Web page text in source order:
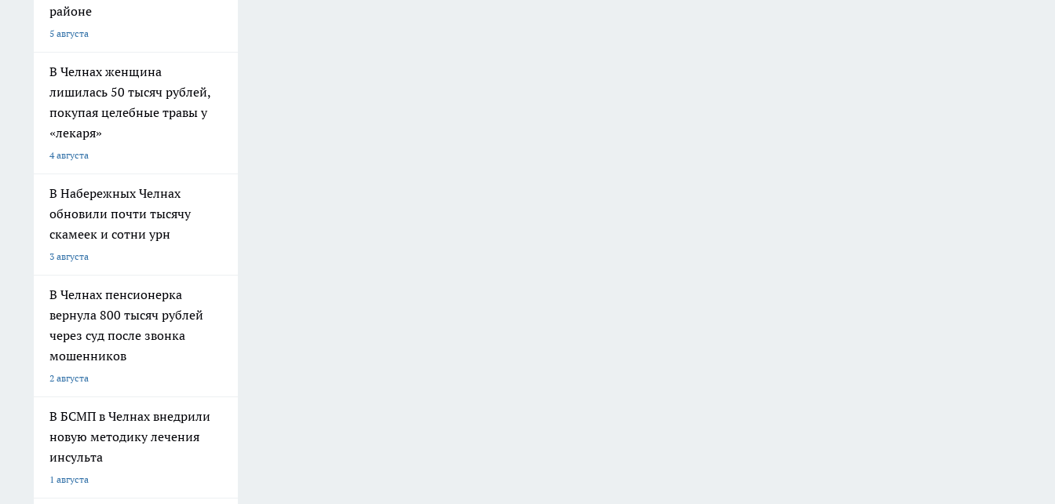
районе
5 августа
В Челнах женщина
лишилась 50 тысяч рублей,
покупая целебные травы у
«лекаря»
4 августа
В Набережных Челнах
обновили почти тысячу
скамеек и сотни урн
3 августа
В Челнах пенсионерка
вернула 800 тысяч рублей
через суд после звонка
мошенников
2 августа
В БСМП в Челнах внедрили
новую методику лечения
инсульта
1 августа